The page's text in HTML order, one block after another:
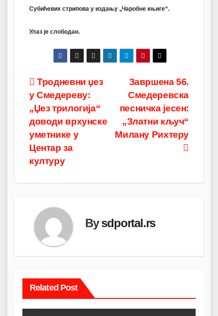
Субићевих стрипова у издању „Чаробне књиге“.
Улаз је слободан.
Post
navigation
Завршена 56.
Смедеревска
песничка јесен:
„Златни кључ“
Милану Рихтеру
Тродневни џез
у Смедереву:
„Џез трилогија“
доводи врхунске
уметнике у
Центар за
културу
Bysdportal.rs
Related Post